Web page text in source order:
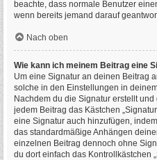
beachte, dass normale Benutzer
wenn bereits jemand darauf
Nach oben
Wie kann ich meinem Beitrag eine
Um eine Signatur an deinen Beitrag
solche in den Einstellungen in
Nachdem du die Signatur erstellt
jedem Beitrag das Kästchen
eine Signatur auch hinzufügen,
das standardmäßige Anhängen
einzelnen Beitrag dennoch ohne
du dort einfach das Kontrollkästchen